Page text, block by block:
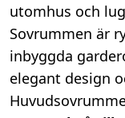
utomhus och
Sovrummen är
inbyggda
elegant design